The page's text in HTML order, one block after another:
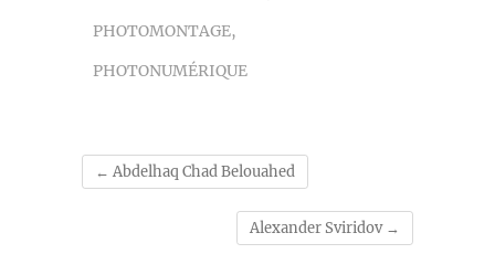
PHOTOMONTAGE,
PHOTONUMÉRIQUE
← Abdelhaq Chad Belouahed
Alexander Sviridov →